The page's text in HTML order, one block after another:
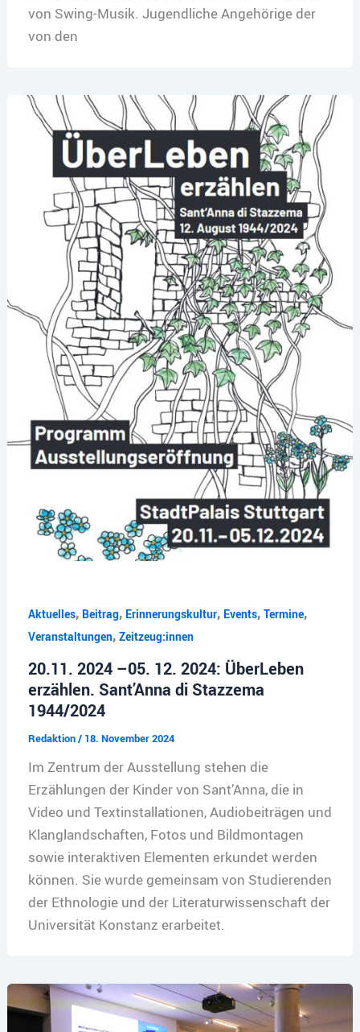
von Swing-Musik. Jugendliche Angehörige der
von den
Aktuelles, Beitrag, Erinnerungskultur, Events, Termine,
Veranstaltungen, Zeitzeug:innen
20.11. 2024 –05. 12. 2024: ÜberLeben
erzählen. Sant’Anna di Stazzema
1944/2024
Redaktion/ 18. November 2024
Im Zentrum der Ausstellung stehen die
Erzählungen der Kinder von Sant’Anna, die in
Video und Textinstallationen, Audiobeiträgen und
Klanglandschaften, Fotos und Bildmontagen
sowie interaktiven Elementen erkundet werden
können. Sie wurde gemeinsam von Studierenden
der Ethnologie und der Literaturwissenschaft der
Universität Konstanz erarbeitet.